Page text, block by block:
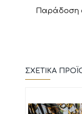
Παράδοση
ΣΧΕΤΙΚΆ